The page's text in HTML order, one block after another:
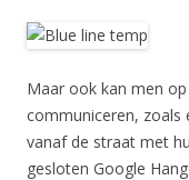
Maar ook kan men
communiceren, zoals
vanaf de straat met
gesloten Google